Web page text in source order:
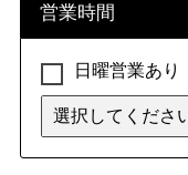
韓国鍋 タイスキ
うどんすき もつ鍋
スイーツ
営業時間
日曜営業あり